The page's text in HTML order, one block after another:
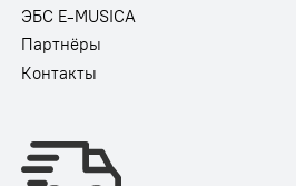
ЭБС E-MUSICA
Партнёры
Контакты